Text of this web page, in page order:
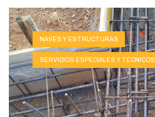
NAVES Y ESTRUCTURAS
SERVICIOS ESPECIALES Y TÉCNICOS